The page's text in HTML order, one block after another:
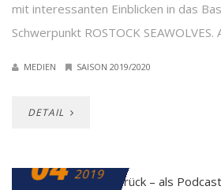
mit interessanten Einblicken in das
Schwerpunkt ROSTOCK
MEDIEN SAISON 2019/2020
DETAIL
04 2019